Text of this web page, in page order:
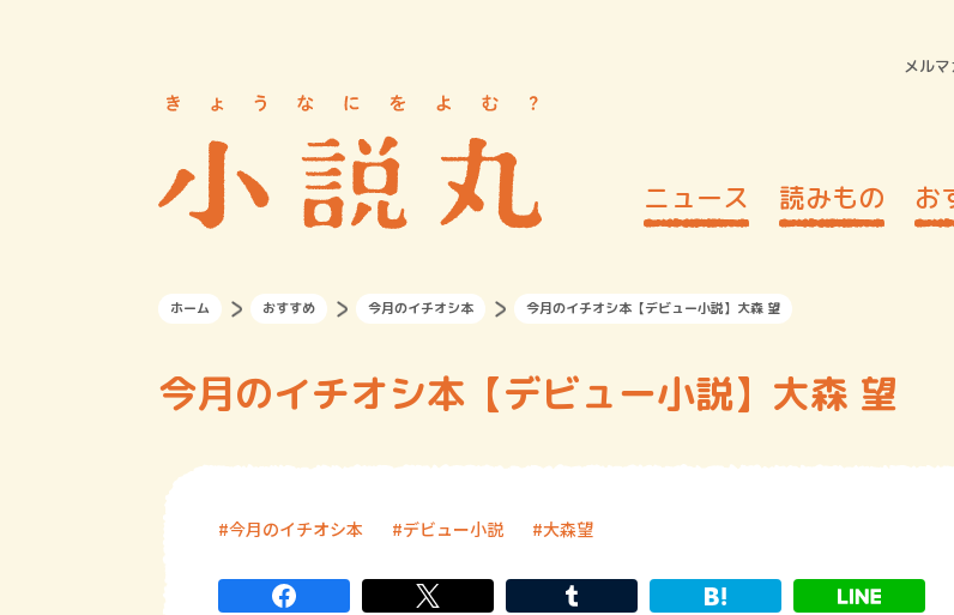
メル
ニュース 読みもの お
ホーム おすすめ 今月のイチオシ本 今月のイチオシ本【デビュー小説】大森 望
今月のイチオシ本【デビュー小説】大森 望
今月のイチオシ本 デビュー小説 大森望